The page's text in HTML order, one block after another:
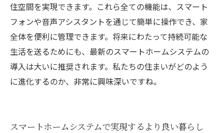
住空間を実現できます。これら全ての機能は、スマート
フォンや音声アシスタントを通じて簡単に操作でき、家
全体を便利に管理できます。将来にわたって持続可能な
生活を送るためにも、最新のスマートホームシステムの
導入は大いに推奨されます。私たちの住まいがどのよう
に進化するのか、非常に興味深いですね。
スマートホームシステムで実現するより良い暮らし